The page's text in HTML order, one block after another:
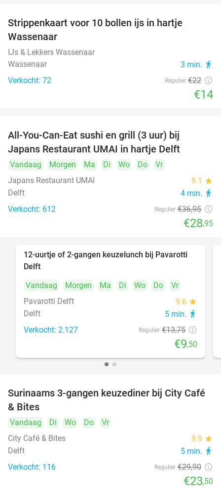
Strippenkaart voor 10 bollen ijs in hartje
Wassenaar
IJs & Lekkers Wassenaar
Wassenaar
3 min. directions_walk
Verkocht: 72 Regulier €22
€14
All-You-Can-Eat sushi en grill (3 uur) bij
Japans Restaurant UMAI in hartje Delft
Vandaag Morgen Ma Di Wo Do
Vr
Japans Restaurant UMAI
9.1 star
Delft 4 min. directions_walk
Verkocht: 612 Regulier €36,95
€28,95
31%
12-uurtje of 2-gangen keuzelunch bij Pavarotti
Delft
Vandaag
Morgen Ma Di Wo Do
Vr
Pavarotti Delft
9.6 star
Delft 5 min. directions_walk
Verkocht: 2.127 Regulier €13,75
€9,50
21%
Surinaams 3-gangen keuzediner bij City Café
& Bites
Vandaag Di Wo Do
Vr
City Café & Bites
9.9 star
Delft 5 min. directions_walk
Verkocht: 116 Regulier €29,90
€23,50